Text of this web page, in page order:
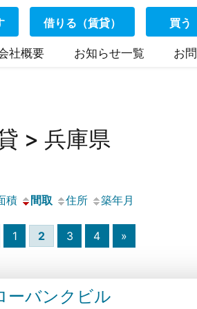
借りる（賃貸） 買う
社概要 お知らせ一覧 お
> 兵庫県
積 間取 住所 築年月
1 2 3 4 »
ーバンクビル